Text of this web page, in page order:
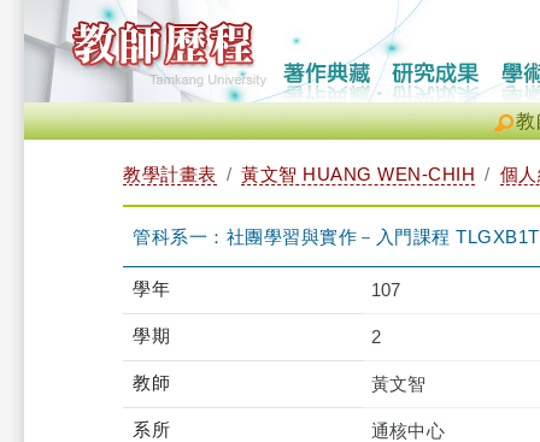
教
教學計畫表 黃文智 HUANG WEN-CHIH 個
管科系一：社團學習與實作－入門課程
學年 107
學期 2
教師 黃文智
系所 通核中心